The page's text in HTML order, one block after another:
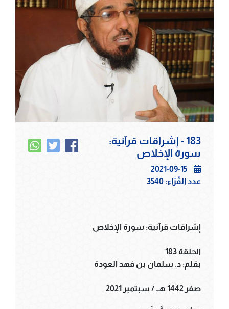
183 - إشراقات قرآنية:
سورة الإخلاص
2021-09-15
عدد القُرّاء: 3540
إشراقات قرآنية: سورة الإخلاص
الحلقة 183
بقلم: د. سلمان بن فهد العودة
صفر 1442 هــ / سبتمبر 2021